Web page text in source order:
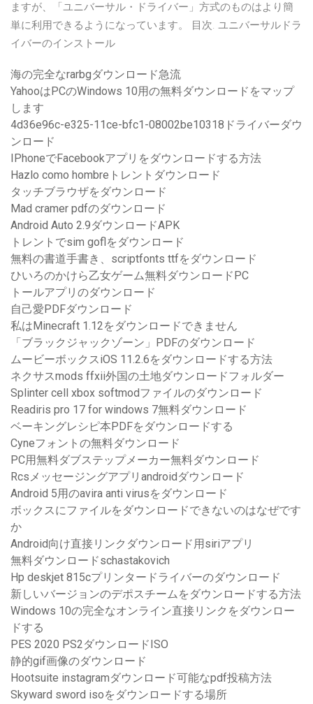
ますが、「ユニバーサル・ドライバー」方式のものはより簡
単に利用できるようになっています。 目次. ユニバーサルドラ
イバーのインストール
海の完全なrarbgダウンロード急流
YahooはPCのWindows 10用の無料ダウンロードをマップ
します
4d36e96c-e325-11ce-bfc1-08002be10318ドライバーダウ
ンロード
IPhoneでFacebookアプリをダウンロードする方法
Hazlo como hombreトレントダウンロード
タッチブラウザをダウンロード
Mad cramer pdfのダウンロード
Android Auto 2.9ダウンロードAPK
トレントでsim goflをダウンロード
無料の書道手書き、scriptfonts ttfをダウンロード
ひいろのかけら乙女ゲーム無料ダウンロードPC
トールアプリのダウンロード
自己愛PDFダウンロード
私はMinecraft 1.12をダウンロードできません
「ブラックジャックゾーン」PDFのダウンロード
ムービーボックスiOS 11.2.6をダウンロードする方法
ネクサスmods ffxii外国の土地ダウンロードフォルダー
Splinter cell xbox softmodファイルのダウンロード
Readiris pro 17 for windows 7無料ダウンロード
ベーキングレシピ本PDFをダウンロードする
Cyneフォントの無料ダウンロード
PC用無料ダブステップメーカー無料ダウンロード
Rcsメッセージングアプリandroidダウンロード
Android 5用のavira anti virusをダウンロード
ボックスにファイルをダウンロードできないのはなぜです
か
Android向け直接リンクダウンロード用siriアプリ
無料ダウンロードschastakovich
Hp deskjet 815cプリンタードライバーのダウンロード
新しいバージョンのデポスチームをダウンロードする方法
Windows 10の完全なオンライン直接リンクをダウンロー
ドする
PES 2020 PS2ダウンロードISO
静的gif画像のダウンロード
Hootsuite instagramダウンロード可能なpdf投稿方法
Skyward sword isoをダウンロードする場所